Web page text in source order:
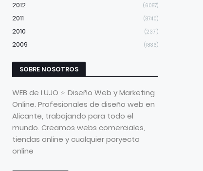
2012 (6087)
2011 (8740)
2010 (2371)
2009 (1836)
SOBRE NOSOTROS
WEB de LUJO ⭐ Diseño Web y Marketing
Online. Profesionales de diseño web en
Alicante, trabajando para todo el
mundo. Creamos webs comerciales,
tiendas online y cualquier poryecto
online